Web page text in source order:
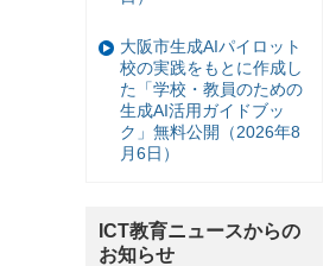
大阪市生成AIパイロット
校の実践をもとに作成し
た「学校・教員のための
生成AI活用ガイドブッ
ク」無料公開（2026年8
月6日）
ICT教育ニュースからの
お知らせ